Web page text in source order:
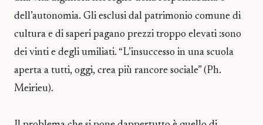
dell’autonomia. Gli esclusi dal patrimonio comune di
cultura e di saperi pagano prezzi troppo elevati :sono
dei vinti e degli umiliati. “L’insuccesso in una scuola
aperta a tutti, oggi, crea più rancore sociale” (Ph.
Meirieu).